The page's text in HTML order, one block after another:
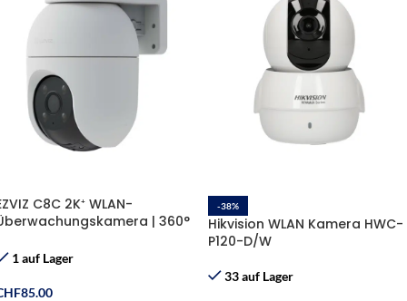
C8C 2K⁺ WLAN-
| 360°
1 auf Lager
85.00
-38%
Hikvision WLAN Kamera HWC-
P120-D/W
33 auf Lager